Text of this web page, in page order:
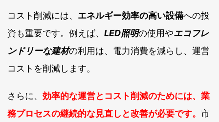
コスト削減には、 エネルギー効率の高い設備への投
資も重要です。例えば、 LED照明の使用やエコフレ
ンドリーな建材の利用は、電力消費を減らし、運営
コストを削減します。
さらに、 効率的な運営とコスト削減のためには、業
務プロセスの継続的な見直しと改善が必要です。 市